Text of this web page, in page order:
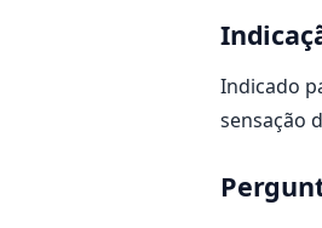
Indicado
sensação